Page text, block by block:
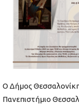
Ο Δήμος
Πανεπιστήμιο